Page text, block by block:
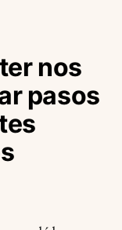
nos
pasos